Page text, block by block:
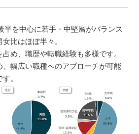
半を中心に若手・中堅層がバランス
比はほぼ半々。
め、職歴や転職経験も多様です。
、幅広い職種へのアプローチが可能
。